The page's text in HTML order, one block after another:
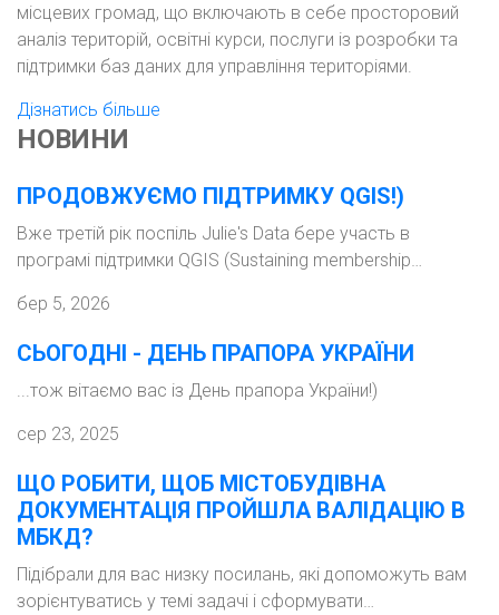
місцевих громад, що включають в себе просторовий
аналіз територій, освітні курси, послуги із розробки та
підтримки баз даних для управління територіями.
Дізнатись більше
НОВИНИ
ПРОДОВЖУЄМО ПІДТРИМКУ QGIS!)
Вже третій рік поспіль Julie's Data бере участь в
програмі підтримки QGIS (Sustaining membership…
бер 5, 2026
СЬОГОДНІ - ДЕНЬ ПРАПОРА УКРАЇНИ
...тож вітаємо вас із День прапора України!)
сер 23, 2025
ЩО РОБИТИ, ЩОБ МІСТОБУДІВНА
ДОКУМЕНТАЦІЯ ПРОЙШЛА ВАЛІДАЦІЮ В
МБКД?
Підібрали для вас низку посилань, які допоможуть вам
зорієнтуватись у темі задачі і сформувати…